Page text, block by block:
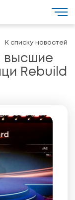
высшие
Rebuild
К списку новостей